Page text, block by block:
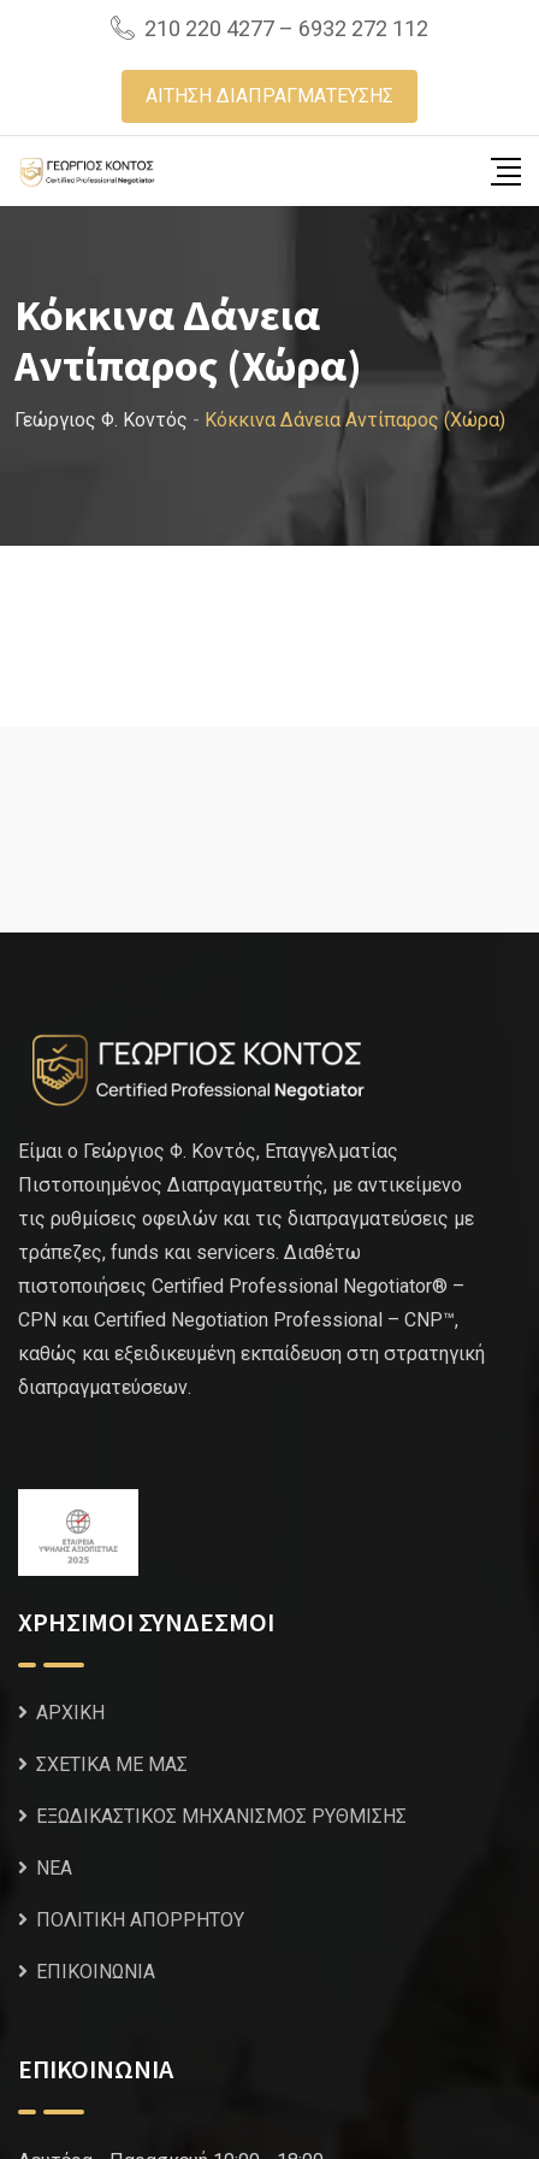
210 220 4277 – 6932 272 112
ΑΙΤΗΣΗ ΔΙΑΠΡΑΓΜΑΤΕΥΣΗΣ
Κόκκινα Δάνεια
Αντίπαρος (Χώρα)
Γεώργιος Φ. Κοντός - Κόκκινα Δάνεια Αντίπαρος (Χώρα)
Είμαι ο Γεώργιος Φ. Κοντός, Επαγγελματίας
Πιστοποιημένος Διαπραγματευτής, με αντικείμενο
τις ρυθμίσεις οφειλών και τις διαπραγματεύσεις με
τράπεζες, funds και servicers. Διαθέτω
πιστοποιήσεις Certified Professional Negotiator® –
CPN και Certified Negotiation Professional – CNP™,
καθώς και εξειδικευμένη εκπαίδευση στη στρατηγική
διαπραγματεύσεων.
ΧΡΗΣΙΜΟΙ ΣΥΝΔΕΣΜΟΙ
ΑΡΧΙΚΗ
ΣΧΕΤΙΚΑ ΜΕ ΜΑΣ
ΕΞΩΔΙΚΑΣΤΙΚΟΣ ΜΗΧΑΝΙΣΜΟΣ ΡΥΘΜΙΣΗΣ
NEA
ΠΟΛΙΤΙΚΗ ΑΠΟΡΡΗΤΟΥ
ΕΠΙΚΟΙΝΩΝΙΑ
ΕΠΙΚΟΙΝΩΝΙΑ